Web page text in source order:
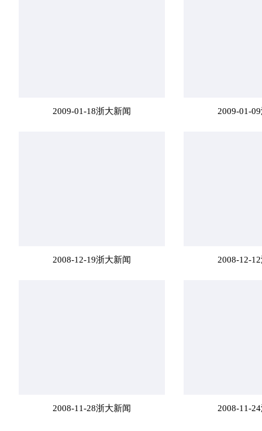
2009-01-18浙大新闻 2009-01-
2008-12-19浙大新闻 2008-12-
2008-11-28浙大新闻 2008-11-